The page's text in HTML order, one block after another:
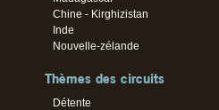
Chine - Kirghizistan
Inde
Nouvelle-zélande
Thèmes des circuits
Détente